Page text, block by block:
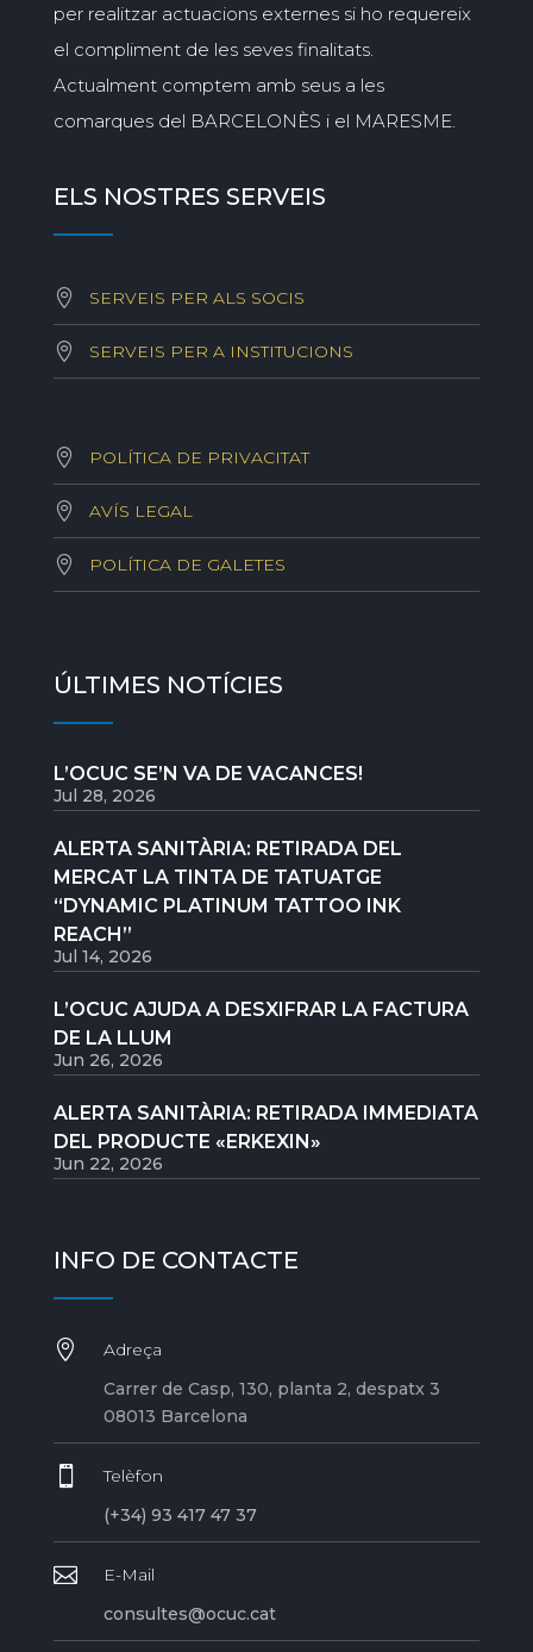
per realitzar actuacions externes si ho requereix
el compliment de les seves finalitats.
Actualment comptem amb seus a les
comarques del BARCELONÈS i el MARESME.
ELS NOSTRES SERVEIS
SERVEIS PER ALS SOCIS
SERVEIS PER A INSTITUCIONS
POLÍTICA DE PRIVACITAT
AVÍS LEGAL
POLÍTICA DE GALETES
ÚLTIMES NOTÍCIES
L’OCUC SE’N VA DE VACANCES!
Jul 28, 2026
ALERTA SANITÀRIA: RETIRADA DEL
MERCAT LA TINTA DE TATUATGE
“DYNAMIC PLATINUM TATTOO INK
REACH”
Jul 14, 2026
L’OCUC AJUDA A DESXIFRAR LA FACTURA
DE LA LLUM
Jun 26, 2026
ALERTA SANITÀRIA: RETIRADA IMMEDIATA
DEL PRODUCTE «ERKEXIN»
Jun 22, 2026
INFO DE CONTACTE

Adreça
Carrer de Casp, 130, planta 2, despatx 3
08013 Barcelona

Telèfon
(+34) 93 417 47 37

E-Mail
consultes@ocuc.cat